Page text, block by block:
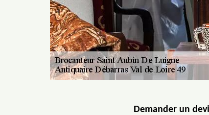
Demander un